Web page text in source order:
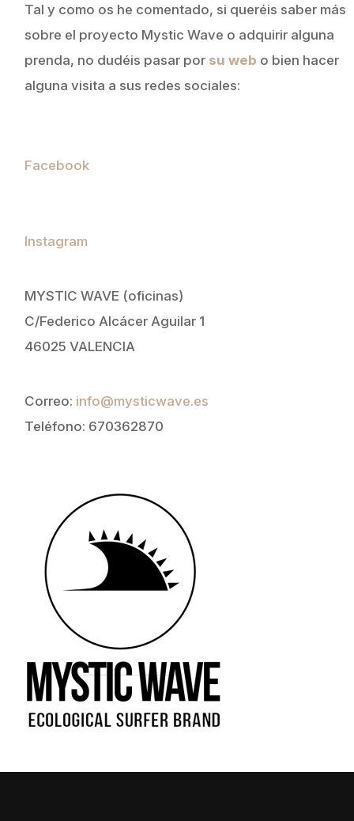
Tal y como os he comentado, si queréis saber más
sobre el proyecto Mystic Wave o adquirir alguna
prenda, no dudéis pasar por su web o bien hacer
alguna visita a sus redes sociales:
Facebook
Instagram
MYSTIC WAVE (oficinas)
C/Federico Alcácer Aguilar 1
46025 VALENCIA
Correo: info@mysticwave.es
Teléfono: 670362870